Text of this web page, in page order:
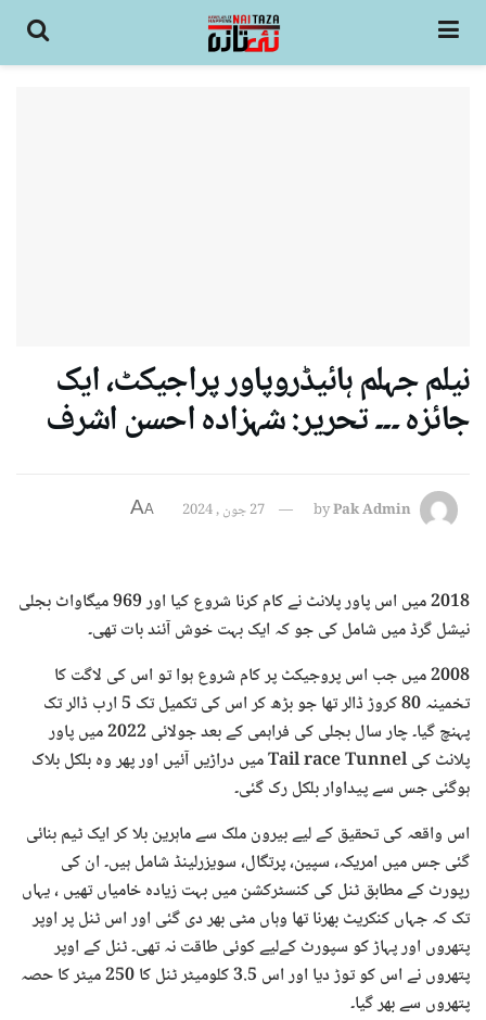
نیلم جہلم ہائیڈروپاور پراجیکٹ، ایک
جائزہ ۔۔۔ تحریر: شہزادہ احسن اشرف
byPak Admin 27 جون , 2024 A
A
2018 میں اس پاور پلانٹ نے کام کرنا شروع کیا اور 969 میگاواٹ بجلی
نیشل گرڈ میں شامل کی جو کہ ایک بہت خوش آئند بات تھی۔
2008 میں جب اس پروجیکٹ پر کام شروع ہوا تو اس کی لاگت کا
تخمینہ 80 کروڑ ڈالر تھا جو بڑھ کر اس کی تکمیل تک 5 ارب ڈالر تک
پہنچ گیا۔ چار سال بجلی کی فراہمی کے بعد جولائی 2022 میں پاور
پلانٹ کی Tail race Tunnel میں دراڑیں آئیں اور پھر وہ بلکل بلاک
ہوگئی جس سے پیداوار بلکل رک گئی۔
اس واقعہ کی تحقیق کے لیے بیرون ملک سے ماہرین بلا کر ایک ٹیم بنائی
گئی جس میں امریکہ، سپین، پرتگال، سویزرلینڈ شامل ہیں۔ ان کی
رپورٹ کے مطابق ٹنل کی کنسٹرکشن میں بہت زیادہ خامیاں تھیں ، یہاں
تک کہ جہاں کنکریٹ بھرنا تھا وہاں مٹی بھر دی گئی اور اس ٹنل پر اوپر
پتھروں اور پہاڑ کو سپورٹ کےلیے کوئی طاقت نہ تھی۔ ٹنل کے اوپر
پتھروں نے اس کو توڑ دیا اور اس 3.5 کلومیٹر ٹنل کا 250 میٹر کا حصہ
پتھروں سے بھر گیا۔